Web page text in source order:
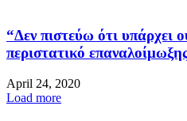
“Δεν πιστεύω ότι υπάρχει
περιστατικό
April 24, 2020
Load more